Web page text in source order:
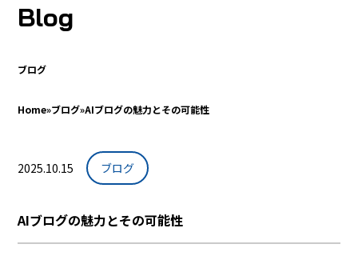
Blog
ブログ
Home»ブログ»AIブログの魅力とその可能性
2025.10.15 ブログ
AIブログの魅力とその可能性